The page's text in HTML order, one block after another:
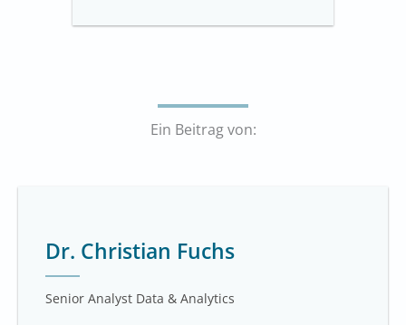
Ein Beitrag von:
Dr. Christian Fuchs
Senior Analyst Data & Analytics